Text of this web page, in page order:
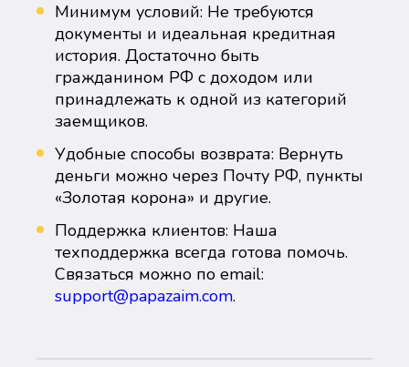
Минимум условий: Не требуются
документы и идеальная кредитная
история. Достаточно быть
гражданином РФ с доходом или
принадлежать к одной из категорий
заемщиков.
Удобные способы возврата: Вернуть
деньги можно через Почту РФ, пункты
«Золотая корона» и другие.
Поддержка клиентов: Наша
техподдержка всегда готова помочь.
Связаться можно по email:
support@papazaim.com.